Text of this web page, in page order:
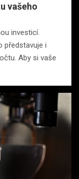
vašeho
investicí.
představuje i
Aby si vaše